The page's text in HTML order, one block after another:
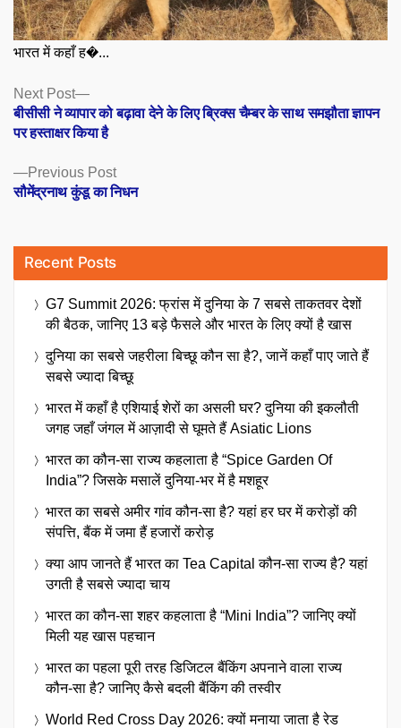
भारत में कहाँ ह�...
Posts
navigation
Previous PostPrevious
post:
सौमेंद्रनाथ कुंडू का निधन
Next Post
Next
post:
बीसीसी ने व्यापार को बढ़ावा देने के लिए ब्रिक्स चैम्बर के साथ समझौता ज्ञापन
पर हस्ताक्षर किया है
Recent Posts
G7 Summit 2026: फ्रांस में दुनिया के 7 सबसे ताकतवर देशों
की बैठक, जानिए 13 बड़े फैसले और भारत के लिए क्यों है खास
दुनिया का सबसे जहरीला बिच्छू कौन सा है?, जानें कहाँ पाए जाते हैं
सबसे ज्यादा बिच्छू
भारत में कहाँ है एशियाई शेरों का असली घर? दुनिया की इकलौती
जगह जहाँ जंगल में आज़ादी से घूमते हैं Asiatic Lions
भारत का कौन-सा राज्य कहलाता है “Spice Garden Of
India”? जिसके मसालें दुनिया-भर में है मशहूर
भारत का सबसे अमीर गांव कौन-सा है? यहां हर घर में करोड़ों की
संपत्ति, बैंक में जमा हैं हजारों करोड़
क्या आप जानते हैं भारत का Tea Capital कौन-सा राज्य है? यहां
उगती है सबसे ज्यादा चाय
भारत का कौन-सा शहर कहलाता है “Mini India”? जानिए क्यों
मिली यह खास पहचान
भारत का पहला पूरी तरह डिजिटल बैंकिंग अपनाने वाला राज्य
कौन-सा है? जानिए कैसे बदली बैंकिंग की तस्वीर
World Red Cross Day 2026: क्यों मनाया जाता है रेड